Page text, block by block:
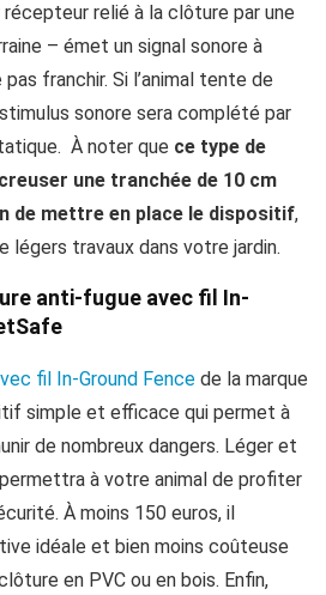
relié à la clôture par une
– émet un signal sonore à
pas franchir. Si l’animal tente de
sonore sera complété par
À noter que ce type de
une tranchée de 10 cm
de mettre en place le dispositif,
légers travaux dans votre jardin.
anti-fugue avec fil In-
fil In-Ground Fence de la marque
simple et efficace qui permet à
de nombreux dangers. Léger et
à votre animal de profiter
À moins 150 euros, il
idéale et bien moins coûteuse
en PVC ou en bois. Enfin,